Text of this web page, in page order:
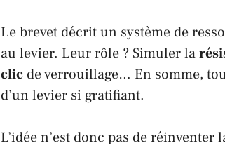
Le brevet décrit un système de
au levier. Leur rôle ? Simuler la
clic de verrouillage… En somme,
d’un levier si gratifiant.
L’idée n’est donc pas de